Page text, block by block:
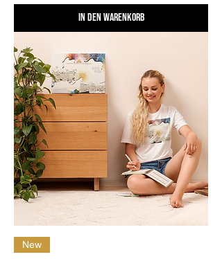
In den Warenkorb
New